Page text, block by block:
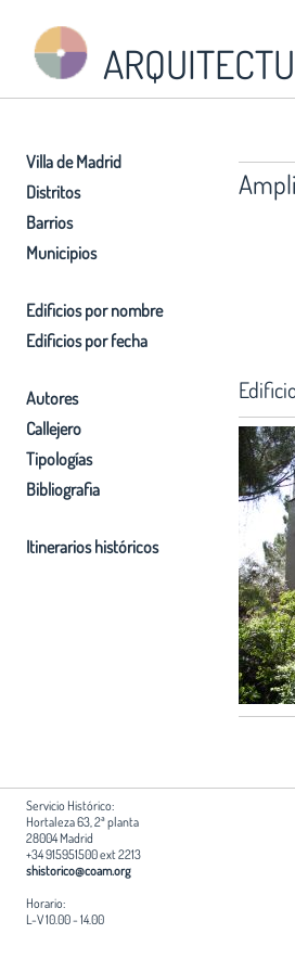
Villa de Madrid
Distritos
Barrios
Municipios
Edificios por nombre
Edificios por fecha
Autores
Callejero
Tipologías
Bibliografia
Itinerarios históricos
Servicio Histórico:
Hortaleza 63, 2ª planta
28004 Madrid
+34 915951500 ext 2213
shistorico@coam.org
Horario:
L-V 10.00 - 14.00